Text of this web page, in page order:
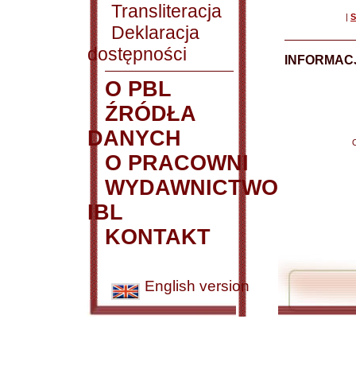
Transliteracja
Deklaracja
dostępności
O PBL
ŹRÓDŁA
DANYCH
O PRACOWNI
WYDAWNICTWO
IBL
KONTAKT
English version
|